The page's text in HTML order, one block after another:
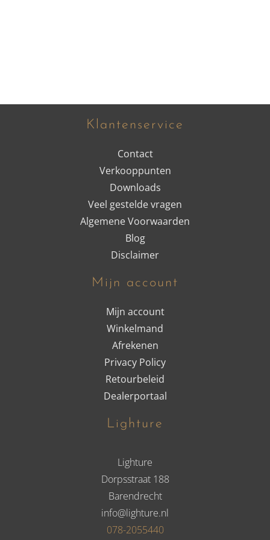
Klantenservice
Contact
Verkooppunten
Downloads
Veel gestelde vragen
Algemene Voorwaarden
Blog
Disclaimer
Mijn account
Mijn account
Winkelmand
Afrekenen
Privacy Policy
Retourbeleid
Dealerportaal
Lighture
Lighture
Dorpsstraat 188
Barendrecht
info@lighture.nl
078-2055440